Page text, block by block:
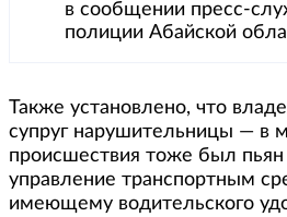
в сообщении пресс-
полиции Абайской
Также установлено, что
супруг нарушительницы — в
происшествия тоже был
управление транспортным
имеющему водительского